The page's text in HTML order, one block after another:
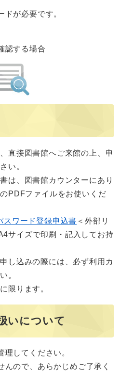
ドが必要です。
する場合
直接図書館へご来館の上、申
い。
は、図書館カウンターにあり
PDFファイルをお使いくだ
スワード登録申込書 ＜外部リ
サイズで印刷・記入してお持
し込みの際には、必ず利用カ
。
限ります。
いについて
してください。
んので、あらかじめご了承く